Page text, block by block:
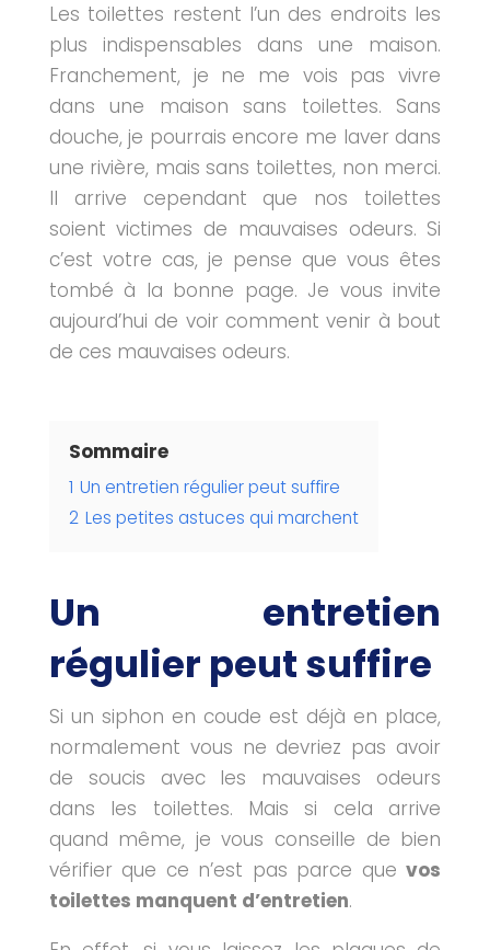
Les toilettes restent l’un des endroits les
plus indispensables dans une maison.
Franchement, je ne me vois pas vivre
dans une maison sans toilettes. Sans
douche, je pourrais encore me laver dans
une rivière, mais sans toilettes, non merci.
Il arrive cependant que nos toilettes
soient victimes de mauvaises odeurs. Si
c’est votre cas, je pense que vous êtes
tombé à la bonne page. Je vous invite
aujourd’hui de voir comment venir à bout
de ces mauvaises odeurs.
Sommaire
1 Un entretien régulier peut suffire
2 Les petites astuces qui marchent
Un entretien
régulier peut suffire
Si un siphon en coude est déjà en place,
normalement vous ne devriez pas avoir
de soucis avec les mauvaises odeurs
dans les toilettes. Mais si cela arrive
quand même, je vous conseille de bien
vérifier que ce n’est pas parce quevos
toilettes manquent d’entretien.